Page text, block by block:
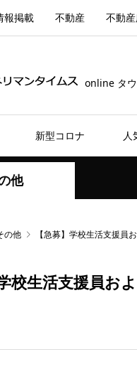
報掲載 不動産 不動
online タウ
新型コロナ 人
他
の他 【急募】学校生活支援員
校生活支援員お